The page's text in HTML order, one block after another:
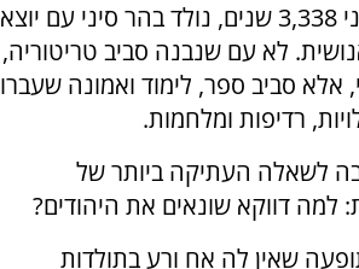
בחג שבועות זה, לפני 3,338 שנים, נולד בהר סיני עם יוצא
לא עם שנבנה סביב טריטוריה,
אלא סביב ספר, לימוד ואמונה שעברו
רדיפות ומלחמות.
לשאלה העתיקה ביותר של
למה דווקא שונאים את היהודים?
שאין לה אח ורע בתולדות